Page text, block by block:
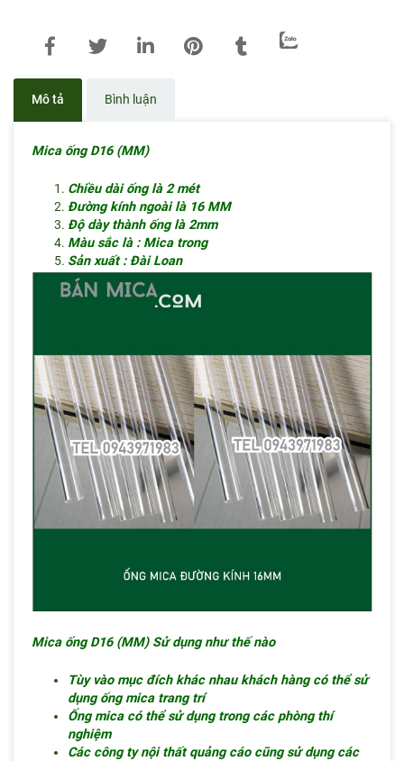
Mô tả Bình luận
Mica ống D16 (MM)
Chiều dài ống là 2 mét
Đường kính ngoài là 16 MM
Độ dày thành ống là 2mm
Màu sắc là : Mica trong
Sản xuất : Đài Loan
Mica ống D16 (MM) Sử dụng như thế nào
Tùy vào mục đích khác nhau khách hàng có thể sử
dụng ống mica trang trí
Ống mica có thể sử dụng trong các phòng thí
nghiệm
Các công ty nội thất quảng cáo cũng sử dụng các